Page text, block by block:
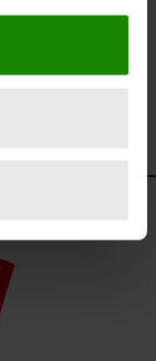
kan zijn
(fingerprinting)
te
te bieden
delen we